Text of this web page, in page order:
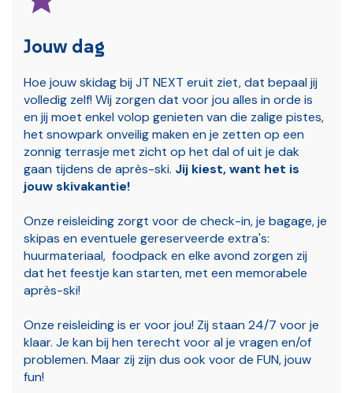
Jouw dag
Hoe jouw skidag bij JT NEXT eruit ziet, dat bepaal jij
volledig zelf! Wij zorgen dat voor jou alles in orde is
en jij moet enkel volop genieten van die zalige pistes,
het snowpark onveilig maken en je zetten op een
zonnig terrasje met zicht op het dal of uit je dak
gaan tijdens de après-ski. Jij kiest, want het is
jouw skivakantie!
Onze reisleiding zorgt voor de check-in, je bagage, je
skipas en eventuele gereserveerde extra's:
huurmateriaal, foodpack en elke avond zorgen zij
dat het feestje kan starten, met een memorabele
après-ski!
Onze reisleiding is er voor jou! Zij staan 24/7 voor je
klaar. Je kan bij hen terecht voor al je vragen en/of
problemen. Maar zij zijn dus ook voor de FUN, jouw
fun!